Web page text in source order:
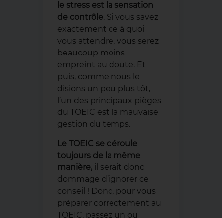
le stress est la sensation
de contrôle. Si vous savez
exactement ce à quoi
vous attendre, vous serez
beaucoup moins
empreint au doute. Et
puis, comme nous le
disions un peu plus tôt,
l’un des principaux pièges
du TOEIC est la mauvaise
gestion du temps.
Le TOEIC se déroule
toujours de la même
manière, il serait donc
dommage d’ignorer ce
conseil ! Donc, pour vous
préparer correctement au
TOEIC, passez un ou